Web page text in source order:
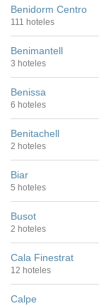
Benidorm Centro
111 hoteles
Benimantell
3 hoteles
Benissa
6 hoteles
Benitachell
2 hoteles
Biar
5 hoteles
Busot
2 hoteles
Cala Finestrat
12 hoteles
Calpe